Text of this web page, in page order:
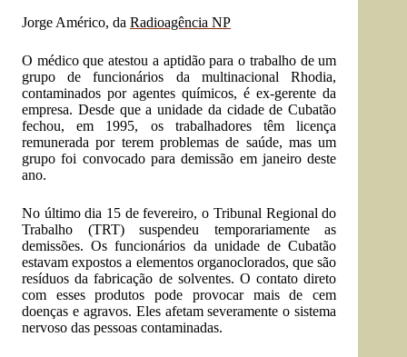
Jorge Américo, da Radioagência NP
O médico que atestou a aptidão para o trabalho de um
grupo de funcionários da multinacional Rhodia,
contaminados por agentes químicos, é ex-gerente da
empresa. Desde que a unidade da cidade de Cubatão
fechou, em 1995, os trabalhadores têm licença
remunerada por terem problemas de saúde, mas um
grupo foi convocado para demissão em janeiro deste
ano.
No último dia 15 de fevereiro, o Tribunal Regional do
Trabalho (TRT) suspendeu temporariamente as
demissões. Os funcionários da unidade de Cubatão
estavam expostos a elementos organoclorados, que são
resíduos da fabricação de solventes. O contato direto
com esses produtos pode provocar mais de cem
doenças e agravos. Eles afetam severamente o sistema
nervoso das pessoas contaminadas.